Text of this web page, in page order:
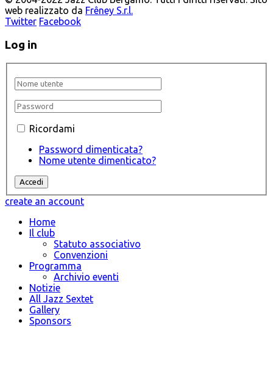
web realizzato da Frêney S.r.l.
Twitter Facebook
Log in
Ricordami
Password dimenticata?
Nome utente dimenticato?
create an account
Home
Il club
Statuto associativo
Convenzioni
Programma
Archivio eventi
Notizie
All Jazz Sextet
Gallery
Sponsors